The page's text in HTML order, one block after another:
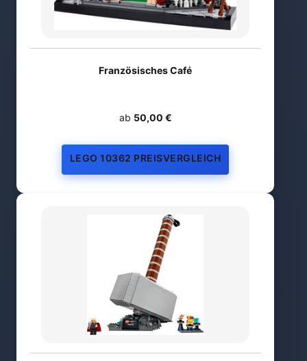
Französisches Café
ab 50,00 €
LEGO 10362 PREISVERGLEICH